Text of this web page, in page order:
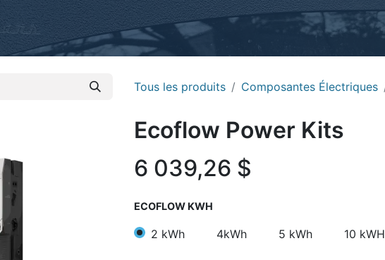
Tous les produits Composantes Électriques
Ecoflow Power Kits
6 039,26 $
ECOFLOW KWH
2 kWh 4kWh 5 kWh 10 kWH